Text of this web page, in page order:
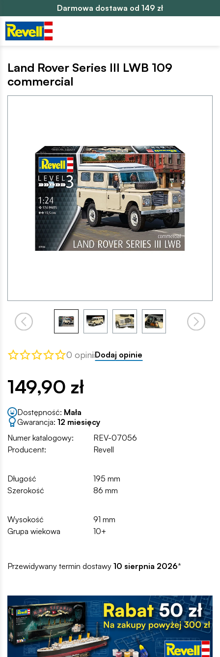
Darmowa dostawa od 149 zł
Land Rover Series III LWB 109
commercial
0 opiniiDodaj opinie
149,90 zł
Dostępność: Mała
Gwarancja: 12 miesięcy
Numer katalogowy:
REV-07056
Producent:
Revell
Długość
195 mm
Szerokość
86 mm
Wysokość
91 mm
Grupa wiekowa
10+
Przewidywany termin dostawy 10 sierpnia 2026*